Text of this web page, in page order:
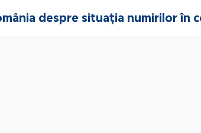
despre situația numirilor în